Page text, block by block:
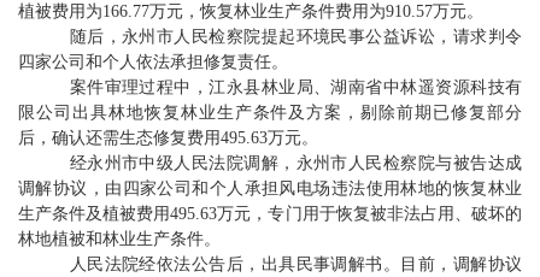
植被费用为166.77万元，恢复林业生产条件费用为910.57万元。
随后，永州市人民检察院提起环境民事公益诉讼，请求判令
四家公司和个人依法承担修复责任。
案件审理过程中，江永县林业局、湖南省中林遥资源科技有
限公司出具林地恢复林业生产条件及方案，剔除前期已修复部分
后，确认还需生态修复费用495.63万元。
经永州市中级人民法院调解，永州市人民检察院与被告达成
调解协议，由四家公司和个人承担风电场违法使用林地的恢复林业
生产条件及植被费用495.63万元，专门用于恢复被非法占用、破坏的
林地植被和林业生产条件。
人民法院经依法公告后，出具民事调解书。目前，调解协议